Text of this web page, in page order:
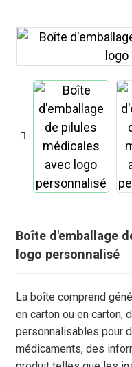
Boîte d'emballage
logo personnalisé
La boîte comprend
en carton ou en carton,
personnalisables pour
médicaments, des